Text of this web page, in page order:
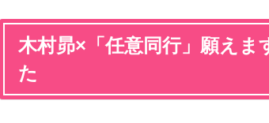
木村昴×「任意同行」願え
た